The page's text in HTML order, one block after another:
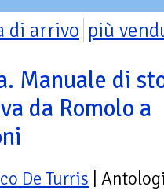
di arrivo più
Manuale di
da Romolo a
De Turris |